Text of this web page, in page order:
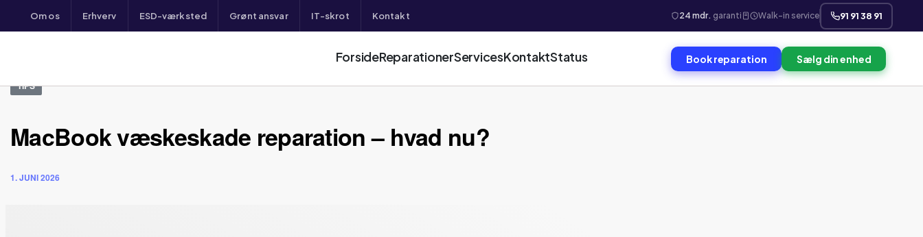
Om os Erhverv ESD-værksted Grønt ansvar IT-skrot Kontakt 24 mdr. garanti Walk-in service 91 91 38 91
ForsideReparationerServicesKontaktStatus Book reparation Sælg din enhed
TIPS
MacBook væskeskade reparation – hvad nu?
1. JUNI 2026